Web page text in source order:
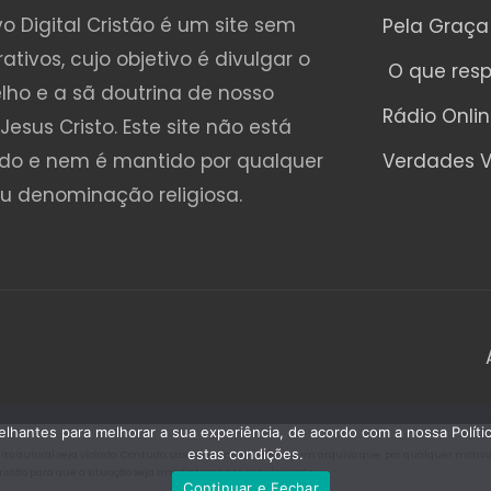
Digital Cristão é um site sem
cujo objetivo é divulgar o
e a sã doutrina de nosso
Cristo. Este site não está
e nem é mantido por qualquer
denominação religiosa.
Pela Graça
O que
Rádio
Verdades
autoral seja violado. Contudo, caso seja encontrado algum arquivo que, por qualquer
para que a situação seja imediatamente regularizada.
para melhorar a sua experiência, de acordo com a nossa
estas condições.
Continuar e Fechar